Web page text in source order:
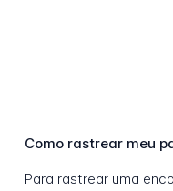
Como rastrear meu
Para rastrear uma